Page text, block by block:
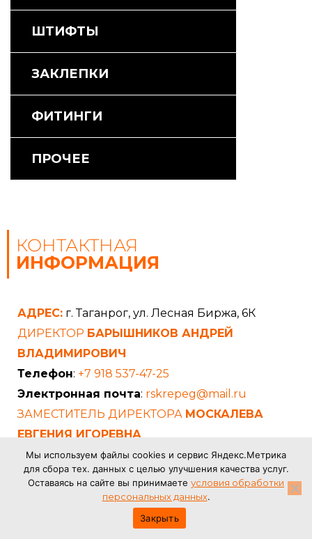
ШТИФТЫ
ЗАКЛЕПКИ
ФИТИНГИ
ПРОЧЕЕ
КОНТАКТНАЯ
ИНФОРМАЦИЯ
АДРЕС: г. Таганрог, ул. Лесная Биржа, 6К
ДИРЕКТОР БАРЫШНИКОВ АНДРЕЙ
ВЛАДИМИРОВИЧ
Телефон: +7 918 537-47-25
Электронная почта: rskrepeg@mail.ru
ЗАМЕСТИТЕЛЬ ДИРЕКТОРА МОСКАЛЕВА
ЕВГЕНИЯ ИГОРЕВНА
Телефон:+7 (8634) 377-370
Электронная почта:rusmetizy@mail.ru
ОТДЕЛ ПРОДАЖ
УВАРОВА ИРИНА МИХАЙЛОВНА
Мы используем файлы cookies и сервис Яндекс.Метрика
для сбора тех. данных с целью улучшения качества услуг.
Оставаясь на сайте вы принимаете условия обработки
персональных данных.
Закрыть